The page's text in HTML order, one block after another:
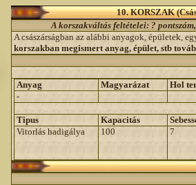
10. KORSZAK
A korszakváltás feltételei: ?
A császárságban az alábbi anyagok, épületek,
korszakban megismert anyag, épület, stb
Anyag Magyarázat
Hol
-
Tipus Kapacitás
Vitorlás hadigálya
100 7